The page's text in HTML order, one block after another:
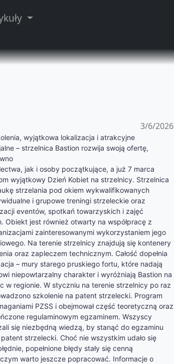
3/6/2026
wyjątkowa lokalizacja i atrakcyjne
– strzelnica Bastion rozwija swoją ofertę,
jak i osoby początkujące, a już 7 marca
wyjątkowy Dzień Kobiet na strzelnicy. Strzelnica
strzelania pod okiem wykwalifikowanych
i grupowe treningi strzeleckie oraz
eventów, spotkań towarzyskich i zajęć
Obiekt jest również otwarty na współpracę z
zainteresowanymi wykorzystaniem jego
Na terenie strzelnicy znajdują się kontenery
oraz zapleczem technicznym. Całość dopełnia
– mury starego pruskiego fortu, które nadają
niepowtarzalny charakter i wyróżniają Bastion na
w regionie. W styczniu na terenie strzelnicy po raz
szkolenie na patent strzelecki. Program
PZSS i obejmował część teoretyczną oraz
regulaminowym egzaminem. Wszyscy
się niezbędną wiedzą, by stanąć do egzaminu
strzelecki. Choć nie wszystkim udało się
popełnione błędy stały się cenną
warto jeszcze popracować. Informacje o